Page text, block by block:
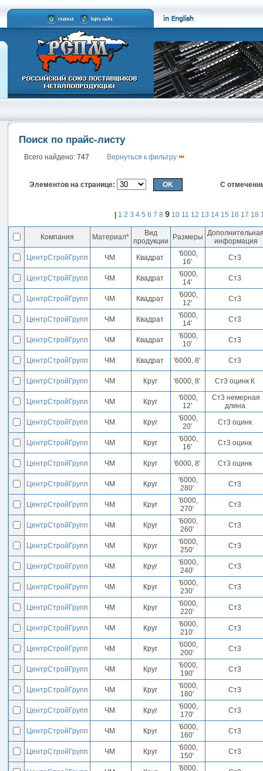
Поиск по прайс-листу
Всего найдено: 747 Вернуться к фильтру
Элементов на странице: С
1 2 3 4 5 6 7 8 9 10 11 12 13 14 15 16 17 18
Компания Материал*
Вид
продукции
Размеры
информация
ЦентрСтройГрупп
ЧМ Квадрат
'6000,
16'
Ст3
ЦентрСтройГрупп ЧМ Квадрат
'6000,
14'
Ст3
ЦентрСтройГрупп ЧМ Квадрат
'6000,
12'
Ст3
ЦентрСтройГрупп ЧМ Квадрат
'6000,
14'
Ст3
ЦентрСтройГрупп ЧМ Квадрат
'6000,
10'
Ст3
ЦентрСтройГрупп ЧМ Квадрат '6000, 8' Ст3
ЦентрСтройГрупп ЧМ Круг '6000, 8' Ст3 оцинк К
ЦентрСтройГрупп ЧМ Круг
'6000,
12'
Ст3 немерная
длина
ЦентрСтройГрупп
ЧМ Круг
'6000,
20'
Ст3 оцинк
ЦентрСтройГрупп ЧМ Круг
'6000,
16'
Ст3 оцинк
ЦентрСтройГрупп ЧМ Круг '6000, 8' Ст3 оцинк
ЦентрСтройГрупп ЧМ Круг
'6000,
280'
Ст3
ЦентрСтройГрупп ЧМ Круг
'6000,
270'
Ст3
ЦентрСтройГрупп ЧМ Круг
'6000,
260'
Ст3
ЦентрСтройГрупп ЧМ Круг
'6000,
250'
Ст3
ЦентрСтройГрупп ЧМ Круг
'6000,
240'
Ст3
ЦентрСтройГрупп ЧМ Круг
'6000,
230'
Ст3
ЦентрСтройГрупп ЧМ Круг
'6000,
220'
Ст3
ЦентрСтройГрупп ЧМ Круг
'6000,
210'
Ст3
ЦентрСтройГрупп ЧМ Круг
'6000,
200'
Ст3
ЦентрСтройГрупп ЧМ Круг
'6000,
190'
Ст3
ЦентрСтройГрупп ЧМ Круг
'6000,
180'
Ст3
ЦентрСтройГрупп ЧМ Круг
'6000,
170'
Ст3
ЦентрСтройГрупп ЧМ Круг
'6000,
160'
Ст3
ЦентрСтройГрупп ЧМ Круг
'6000,
150'
Ст3
'6000,